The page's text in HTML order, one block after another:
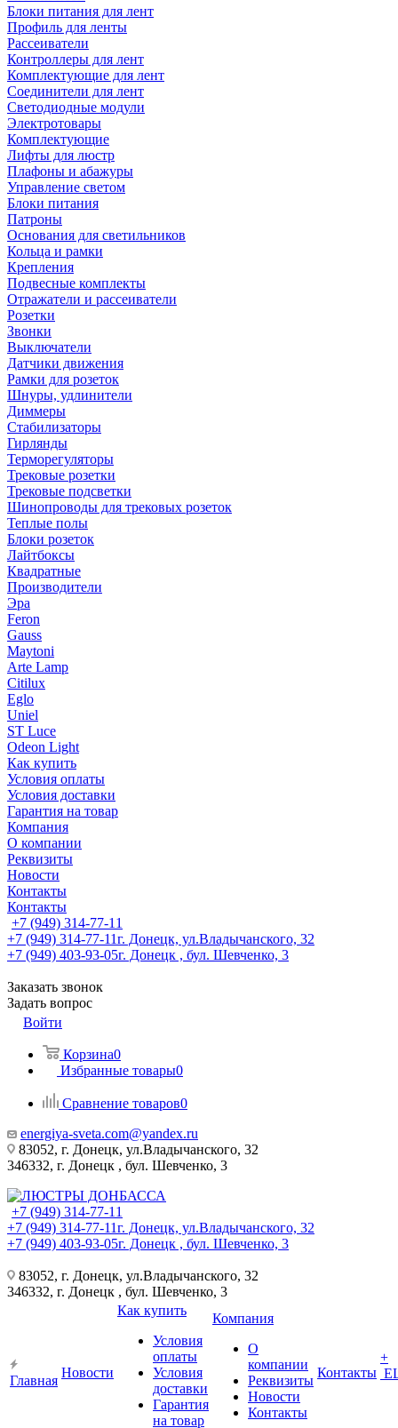
Блоки питания для лент
Профиль для ленты
Рассеиватели
Контроллеры для лент
Комплектующие для лент
Соединители для лент
Светодиодные модули
Электротовары
Комплектующие
Лифты для люстр
Плафоны и абажуры
Управление светом
Блоки питания
Патроны
Основания для светильников
Кольца и рамки
Крепления
Подвесные комплекты
Отражатели и рассеиватели
Розетки
Звонки
Выключатели
Датчики движения
Рамки для розеток
Шнуры, удлинители
Диммеры
Стабилизаторы
Гирлянды
Терморегуляторы
Трековые розетки
Трековые подсветки
Шинопроводы для трековых розеток
Теплые полы
Блоки розеток
Лайтбоксы
Квадратные
Производители
Эра
Feron
Gauss
Maytoni
Arte Lamp
Citilux
Eglo
Uniel
ST Luce
Odeon Light
Как купить
Условия оплаты
Условия доставки
Гарантия на товар
Компания
О компании
Реквизиты
Новости
Контакты
Контакты
+7 (949) 314-77-11
+7 (949) 314-77-11г. Донецк, ул.Владычанского, 32
+7 (949) 403-93-05г. Донецк , бул. Шевченко, 3
Заказать звонок
Задать вопрос
Войти
Корзина0
Избранные товары0
Сравнение товаров0
energiya-sveta.com@yandex.ru
83052, г. Донецк, ул.Владычанского, 32
346332, г. Донецк , бул. Шевченко, 3
+7 (949) 314-77-11
+7 (949) 314-77-11г. Донецк, ул.Владычанского, 32
+7 (949) 403-93-05г. Донецк , бул. Шевченко, 3
83052, г. Донецк, ул.Владычанского, 32
346332, г. Донецк , бул. Шевченко, 3
Главная
Новости
Как купить
Условия
оплаты
Условия
доставки
Гарантия
на товар
Компания
О
компании
Реквизиты
Новости
Контакты
Контакты
+